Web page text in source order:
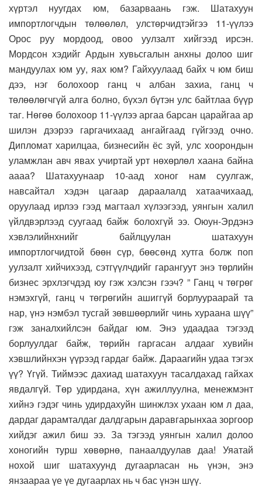
хүртэл нуугдах юм, базарваань гэж. Шатахуун
импортлогчдын төлөөлөл, улстөрчидтэйгээ 11-үүлээ
Орос руу мордоод, овоо уулзалт хийгээд ирсэн.
Мордсон хэдийг Ардын хувьсгалын анхны долоо шиг
мандуулах юм уу, яах юм? Гайхуулаад байх ч юм биш
дээ, нэг болохоор ганц ч албан захиа, ганц ч
төлөөлөгчгүй алга болно, бүхэл бүтэн улс байтлаа бүүр
таг. Нөгөө болохоор 11-үүлээ аргаа барсан царайгаа ар
шилэн дээрээ гаргачихаад ангайгаад гүйгээд очно.
Дипломат харилцаа, бизнесийн ёс зүй, улс хоорондын
уламжлан авч явах учиртай урт нөхөрлөл хаана байна
аааа? Шатахуунаар 10-аад хоног нам суулгаж,
навсайтал хэдэн цагаар дараалалд хатаачихаад,
оруулаад ирлээ гээд магтаал хүлээгээд, уянгын халил
үйлдвэрлээд суугаад байж болохгүй ээ. Оюун-Эрдэнэ
хэвлэлийнхнийг байлцуулан шатахуун
импортлогчидтой бөөн сүр, бөөсөнд хутга болж поп
уулзалт хийчихээд, сэтгүүлчдийг гарангуут энэ төрлийн
бизнес эрхлэгчдэд юу гэж хэлсэн гээч? ” Ганц ч төгрөг
нэмэхгүй, ганц ч төгрөгийн ашиггүй борлуураарай та
нар, үнэ нэмбэл тусгай зөвшөөрлийг чинь хураана шүү”
гэж заналхийлсэн байдаг юм. Энэ удаадаа тэгээд
борлуулдаг байж, төрийн гаргасан алдааг хувийн
хэвшлийнхэн үүрээд гардаг байж. Дараагийн удаа тэгэх
үү? Үгүй. Тиймээс дахиад шатахуун тасалдахад гайхах
явдалгүй. Төр удирдана, хүн ажиллуулна, менежмэнт
хийнэ гэдэг чинь удирдахуйн шинжлэх ухаан юм л даа,
дардаг дарамталдаг далдгарын даравгарынхаа зоргоор
хийдэг ажил биш ээ. За тэгээд уянгын халил долоо
хоногийн турш хөвөрнө, панаалдуулав даа! Уяатай
нохой шиг шатахуунд дугаарласан нь үнэн, энэ
янзаараа үе үе дугаарлах нь ч бас үнэн шүү.